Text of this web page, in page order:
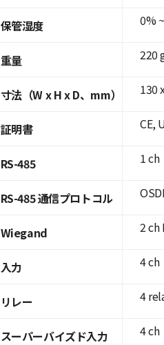
保管湿度
重量
寸法（W x H x D、mm）
証明書
RS-485
RS-485 通信プロトコル
Wiegand
入力
リレー
スーパーバイズド入力
0%
220
130
CE,
1 ch
2 ch
4 ch
4
4 ch